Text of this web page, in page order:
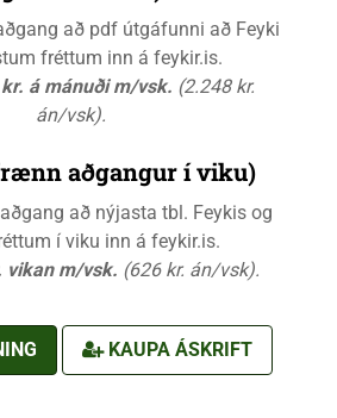
að pdf útgáfunni að Feyki
fréttum inn á feykir.is.
á mánuði m/vsk. (2.248 kr.
án/vsk).
aðgangur í viku)
að nýjasta tbl. Feykis og
í viku inn á feykir.is.
vikan m/vsk. (626 kr. án/vsk).
KAUPA ÁSKRIFT